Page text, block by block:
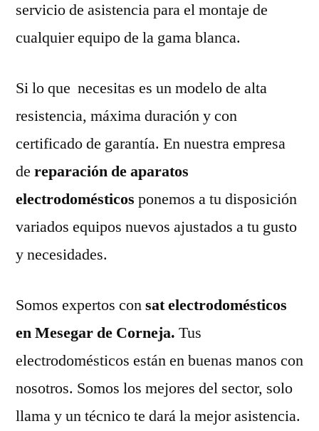
servicio de asistencia para el montaje de
cualquier equipo de la gama blanca.
Si lo que necesitas es un modelo de alta
resistencia, máxima duración y con
certificado de garantía. En nuestra empresa
de reparación de aparatos
electrodomésticos ponemos a tu disposición
variados equipos nuevos ajustados a tu gusto
y necesidades.
Somos expertos consat electrodomésticos
en Mesegar de Corneja. Tus
electrodomésticos están en buenas manos con
nosotros. Somos los mejores del sector, solo
llama y un técnico te dará la mejor asistencia.